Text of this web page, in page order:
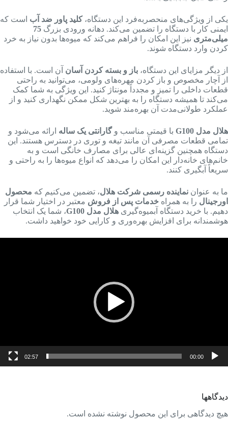
یکی از ویژگی‌های منحصربه‌فرد این دستگاه،کلید پاور ضد آب است که
ایمنی کار با دستگاه را تضمین می‌کند. دهانه ورودی بزرگ 75
میلی‌متری نیز این امکان را فراهم می‌کند که میوه‌ها بدون نیاز به خرد
کردن وارد دستگاه شوند.
از دیگر مزایای این دستگاه، باز و بسته کردن آسان آن است. با استفاده
از آچار مخصوص و باز کردن مهره‌های ولومی، می‌توانید به راحتی
قطعات داخلی را تمیز و مجدداً مونتاژ کنید. این ویژگی به شما کمک
می‌کند تا همیشه دستگاه را به بهترین شکل ممکن نگهداری کنید و از
عملکرد طولانی‌مدت آن بهره‌مند شوید.
هلال مدل G100 با قیمتی مناسب وگارانتی یک ساله ارائه می‌شود و
تمامی قطعات مصرفی آن مانند تیغه و توری در دسترس هستند. این
دستگاه همچنین گزینه‌ای عالی برای مصارف خانگی است و به
خانم‌های خانه‌دار این امکان را می‌دهد که انواع میوه‌ها را به راحتی و
سریعاً آبگیری کنند.
ما به عنوان نماینده رسمی شرکت هلال، تضمین می‌کنیم که محصول
اورجینال را به همراه خدمات پس از فروش معتبر در اختیار شما قرار
دهیم. با خرید دستگاه آبمیوه‌گیری هلال مدل G100
، شما یک انتخاب
هوشمندانه برای افزایش بهره‌وری و کارایی خود خواهید داشت.
00:00
02:57
دیدگاهها
هیچ دیدگاهی برای این محصول نوشته نشده است.